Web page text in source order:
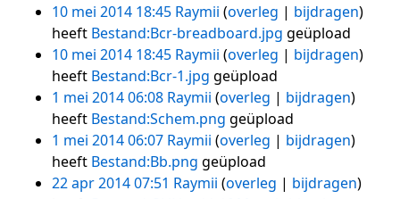
10 mei 2014 18:45 Raymii overleg
bijdragen
heeft Bestand:Bcr-breadboard.jpg geüpload
10 mei 2014 18:45 Raymii overleg
bijdragen
heeft Bestand:Bcr-1.jpg geüpload
1 mei 2014 06:08 Raymii overleg
bijdragen
heeft Bestand:Schem.png geüpload
1 mei 2014 06:07 Raymii overleg
bijdragen
heeft Bestand:Bb.png geüpload
22 apr 2014 07:51 Raymii overleg
bijdragen